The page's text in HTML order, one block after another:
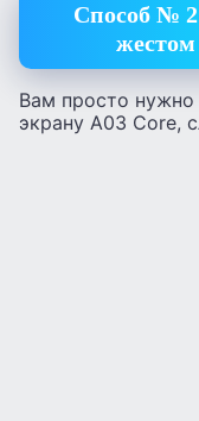
Способ №
Вам просто
экрану A03 Core,